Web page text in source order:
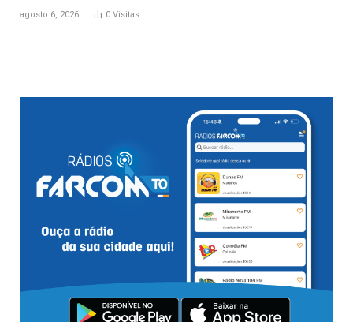
agosto 6, 2026 0 Visitas